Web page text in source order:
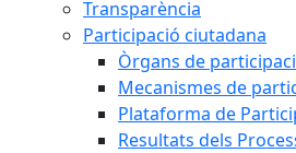
Transparència
Participació ciutadana
Òrgans de
Mecanismes de
Plataforma de
Resultats dels